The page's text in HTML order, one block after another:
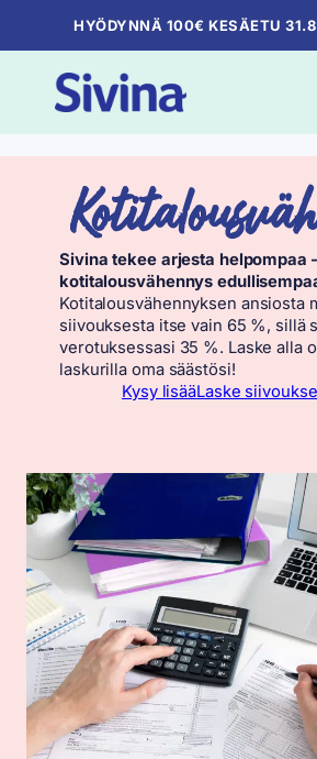
content
HYÖDYNNÄ 100€ KESÄETU
Sivina tekee arjesta helpompaa
kotitalousvähennys
Kotitalousvähennyksen ansiosta
siivouksesta itse vain 65 %, sillä
verotuksessasi 35 %. Laske alla
laskurilla oma säästösi!
Kysy lisääLaske